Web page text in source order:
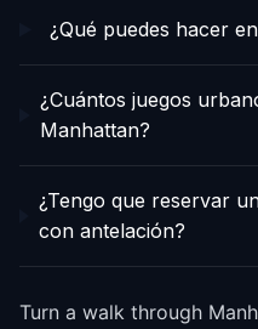
¿Qué puedes hacer
¿Cuántos juegos
Manhattan?
¿Tengo que reservar
con antelación?
Turn a walk through